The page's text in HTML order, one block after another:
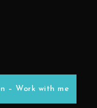
– Work with me